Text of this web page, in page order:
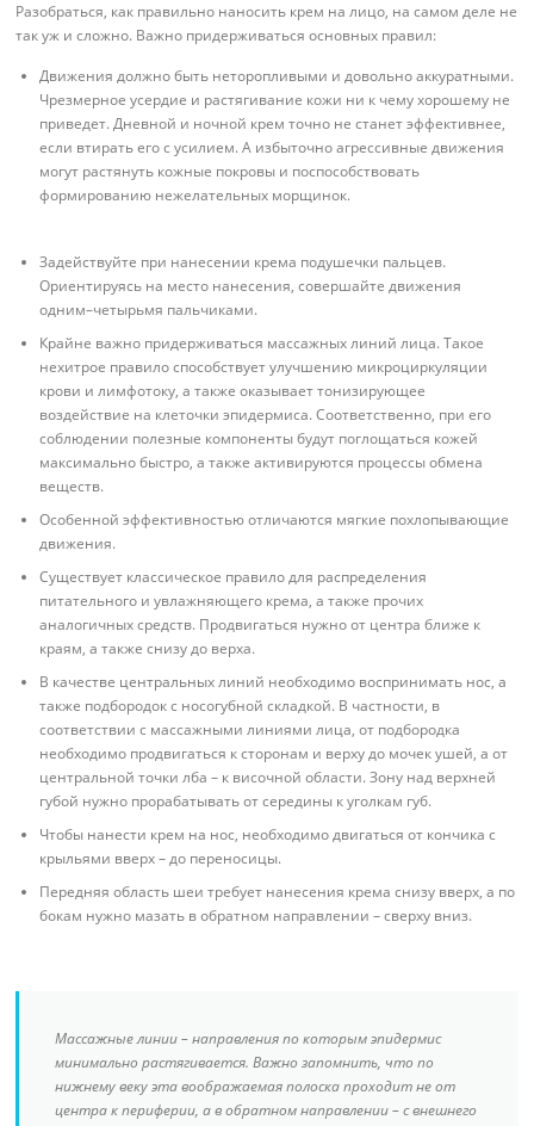
Разобраться, как правильно наносить крем на лицо, на самом деле не
так уж и сложно. Важно придерживаться основных правил:
Движения должно быть неторопливыми и довольно аккуратными.
Чрезмерное усердие и растягивание кожи ни к чему хорошему не
приведет. Дневной и ночной крем точно не станет эффективнее,
если втирать его с усилием. А избыточно агрессивные движения
могут растянуть кожные покровы и поспособствовать
формированию нежелательных морщинок.
Задействуйте при нанесении крема подушечки пальцев.
Ориентируясь на место нанесения, совершайте движения
одним–четырьмя пальчиками.
Крайне важно придерживаться массажных линий лица. Такое
нехитрое правило способствует улучшению микроциркуляции
крови и лимфотоку, а также оказывает тонизирующее
воздействие на клеточки эпидермиса. Соответственно, при его
соблюдении полезные компоненты будут поглощаться кожей
максимально быстро, а также активируются процессы обмена
веществ.
Особенной эффективностью отличаются мягкие похлопывающие
движения.
Существует классическое правило для распределения
питательного и увлажняющего крема, а также прочих
аналогичных средств. Продвигаться нужно от центра ближе к
краям, а также снизу до верха.
В качестве центральных линий необходимо воспринимать нос, а
также подбородок с носогубной складкой. В частности, в
соответствии с массажными линиями лица, от подбородка
необходимо продвигаться к сторонам и верху до мочек ушей, а от
центральной точки лба – к височной области. Зону над верхней
губой нужно прорабатывать от середины к уголкам губ.
Чтобы нанести крем на нос, необходимо двигаться от кончика с
крыльями вверх – до переносицы.
Передняя область шеи требует нанесения крема снизу вверх, а по
бокам нужно мазать в обратном направлении – сверху вниз.
Массажные линии – направления по которым эпидермис
минимально растягивается. Важно запомнить, что по
нижнему веку эта воображаемая полоска проходит не от
центра к периферии, а в обратном направлении – с внешнего